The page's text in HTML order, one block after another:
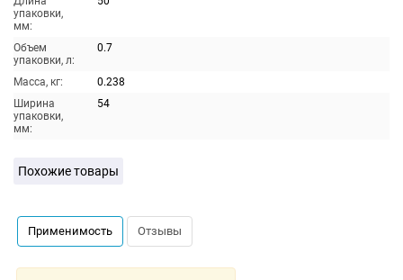
упаковки,
мм:
Объем
упаковки, л:
0.7
Масса, кг:
0.238
Ширина
упаковки,
мм:
54
Похожие товары
Применимость Отзывы